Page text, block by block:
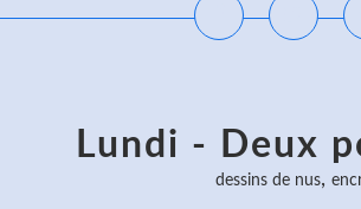
Lundi - Deux
dessins de nus,